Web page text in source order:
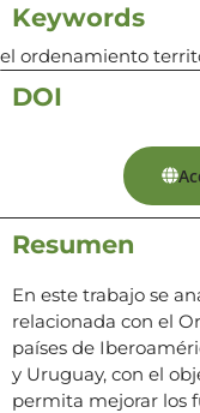
Keywords
el ordenamiento
DOI
Resumen
En este trabajo se
relacionada con el
países de
y Uruguay, con el
permita mejorar los